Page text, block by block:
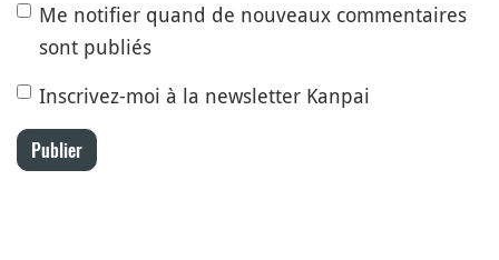
Me notifier quand de nouveaux commentaires
sont publiés
Inscrivez-moi à la newsletter Kanpai
Publier